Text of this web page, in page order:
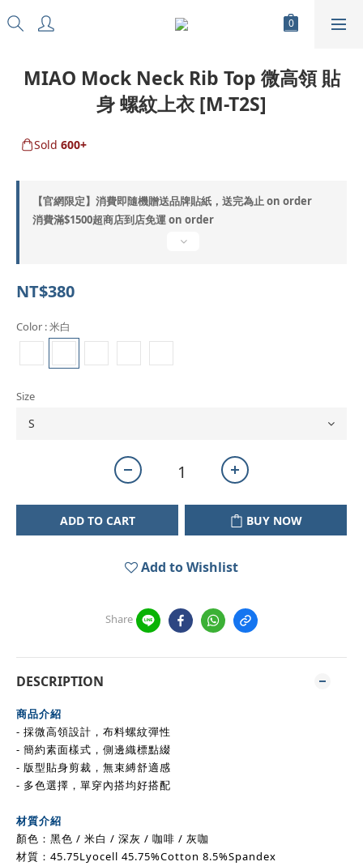
MIAO Mock Neck Rib Top 微高領 貼
身 螺紋上衣 [M-T2S]
Sold 600+
【官網限定】消費即隨機贈送品牌貼紙，送完為止 on order
消費滿$1500超商店到店免運 on order
NT$380
Color : 米白
Size
ADD TO CART BUY NOW
Add to Wishlist
Share
DESCRIPTION
商品介紹
- 採微高領設計，布料螺紋彈性
- 簡約素面樣式，側邊織標點綴
- 版型貼身剪裁，無束縛舒適感
- 多色選擇， 單穿內搭均好搭配
材質介紹
顏色：黑色 / 米白 / 深灰 / 咖啡 / 灰咖
材質：45.75Lyocell 45.75%Cotton 8.5%Spandex